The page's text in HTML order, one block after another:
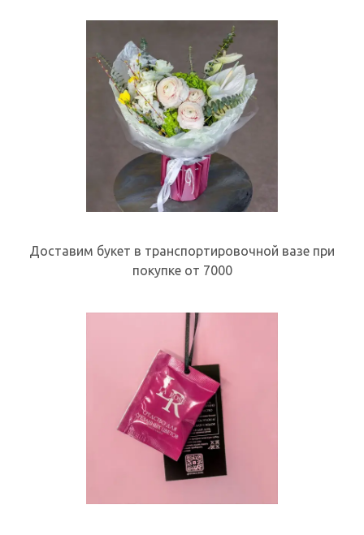
Доставим букет в транспортировочной вазе при
покупке от 7000